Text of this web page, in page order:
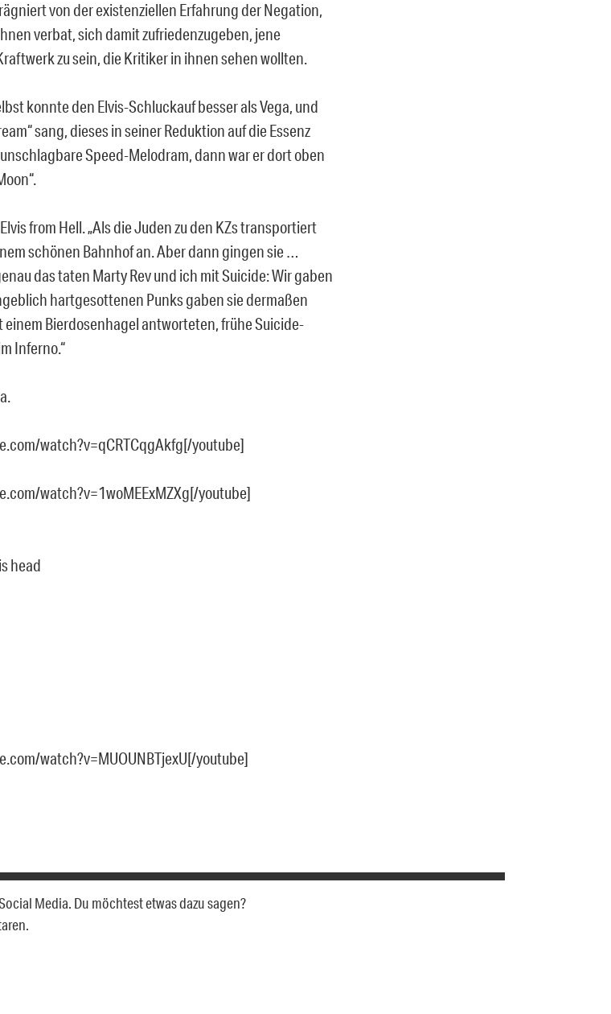
von der existenziellen Erfahrung der Negation,
verbat, sich damit zufriedenzugeben, jene
zu sein, die Kritiker in ihnen sehen wollten.
konnte den Elvis-Schluckauf besser als Vega, und
sang, dieses in seiner Reduktion auf die Essenz
unschlagbare Speed-Melodram, dann war er dort oben
from Hell. „Als die Juden zu den KZs transportiert
schönen Bahnhof an. Aber dann gingen sie …
das taten Marty Rev und ich mit Suicide: Wir gaben
hartgesottenen Punks gaben sie dermaßen
einem Bierdosenhagel antworteten, frühe Suicide-
Inferno.“
watch?v=qCRTCqgAkfg[/youtube]
watch?v=1woMEExMZXg[/youtube]
head
watch?v=MUOUNBTjexU[/youtube]
Media. Du möchtest etwas dazu sagen?